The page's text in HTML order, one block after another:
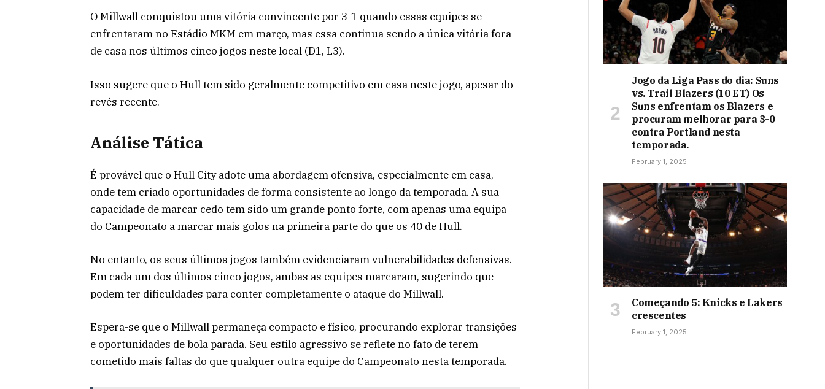
O Millwall conquistou uma vitória convincente por 3-1 quando essas equipes se
enfrentaram no Estádio MKM em março, mas essa continua sendo a única vitória fora
de casa nos últimos cinco jogos neste local (D1, L3).
Isso sugere que o Hull tem sido geralmente competitivo em casa neste jogo, apesar do
revés recente.
Análise Tática
É provável que o Hull City adote uma abordagem ofensiva, especialmente em casa,
onde tem criado oportunidades de forma consistente ao longo da temporada. A sua
capacidade de marcar cedo tem sido um grande ponto forte, com apenas uma equipa
do Campeonato a marcar mais golos na primeira parte do que os 40 de Hull.
No entanto, os seus últimos jogos também evidenciaram vulnerabilidades defensivas.
Em cada um dos últimos cinco jogos, ambas as equipes marcaram, sugerindo que
podem ter dificuldades para conter completamente o ataque do Millwall.
Espera-se que o Millwall permaneça compacto e físico, procurando explorar transições
e oportunidades de bola parada. Seu estilo agressivo se reflete no fato de terem
cometido mais faltas do que qualquer outra equipe do Campeonato nesta temporada.
Jogo da Liga Pass do dia: Suns
vs. Trail Blazers (10 ET) Os
Suns enfrentam os Blazers e
procuram melhorar para 3-0
contra Portland nesta
temporada.
February 1, 2025
Começando 5: Knicks e Lakers
crescentes
February 1, 2025